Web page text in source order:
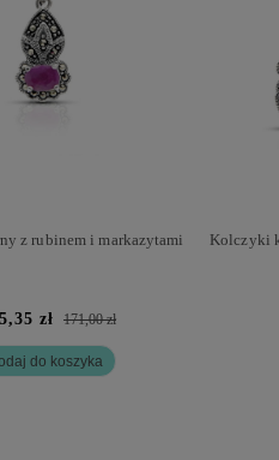
z rubinem i markazytami
zł 171,00 zł
do koszyka
Kolczyki